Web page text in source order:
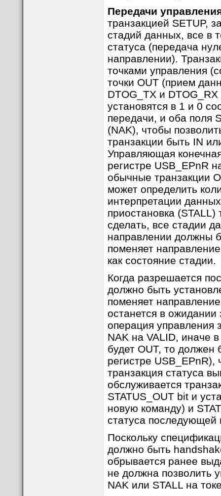
Передачи
транзакцией SETUP,
стадий данных, все в
статуса (передача
направлении).
точками управления
точки OUT (прием
DTOG_TX и
установятся в 1 и 0
передачи, и оба поля
(NAK), чтобы
транзакции быть IN
Управляющая
регистре USB_EPnR
обычные транзакции
может определить
интерпретации
приостановка
сделать, все стадии
направлении должны
поменяет
как состояние стадии.
Когда разрешается
должно быть
поменяет
останется в
операция управления
NAK на VALID, иначе
будет OUT, то должен
регистре
транзакция статуса
обслуживается
STATUS_OUT bit и
новую команду) и
статуса последующей
Поскольку
должно быть
обрывается ранее
не должна позволить
NAK или STALL на